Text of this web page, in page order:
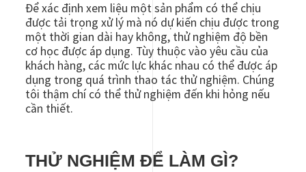
Để xác định xem liệu một sản phẩm có thể chịu
được tải trọng xử lý mà nó dự kiến chịu được trong
một thời gian dài hay không, thử nghiệm độ bền
cơ học được áp dụng. Tùy thuộc vào yêu cầu của
khách hàng, các mức lực khác nhau có thể được áp
dụng trong quá trình thao tác thử nghiệm. Chúng
tôi thậm chí có thể thử nghiệm đến khi hỏng nếu
cần thiết.
THỬ NGHIỆM ĐỂ LÀM GÌ?